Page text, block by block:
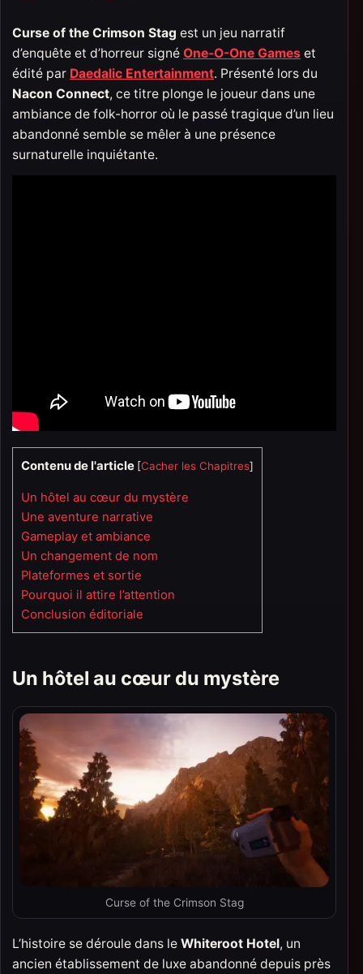
Curse of the Crimson Stag est un jeu narratif
d’enquête et d’horreur signé One-O-One Games et
édité par Daedalic Entertainment. Présenté lors du
Nacon Connect, ce titre plonge le joueur dans une
ambiance de folk-horror où le passé tragique d’un lieu
abandonné semble se mêler à une présence
surnaturelle inquiétante.
Contenu de l'article [Cacher les Chapitres]
Un hôtel au cœur du mystère
Une aventure narrative
Gameplay et ambiance
Un changement de nom
Plateformes et sortie
Pourquoi il attire l’attention
Conclusion éditoriale
Un hôtel au cœur du mystère
Curse of the Crimson Stag
L’histoire se déroule dans le Whiteroot Hotel, un
ancien établissement de luxe abandonné depuis près